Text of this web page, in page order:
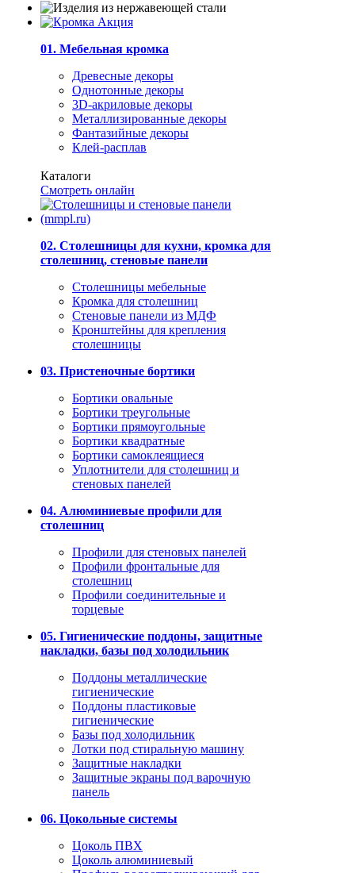
01. Мебельная кромка
Древесные декоры
Однотонные декоры
3D-акриловые декоры
Металлизированные декоры
Фантазийные декоры
Клей-расплав
Каталоги
Смотреть онлайн
02. Столешницы для кухни, кромка для
столешниц, стеновые панели
Столешницы мебельные
Кромка для столешниц
Стеновые панели из МДФ
Кронштейны для крепления
столешницы
03. Пристеночные бортики
Бортики овальные
Бортики треугольные
Бортики прямоугольные
Бортики квадратные
Бортики самоклеящиеся
Уплотнители для столешниц и
стеновых панелей
04. Алюминиевые профили для
столешниц
Профили для стеновых панелей
Профили фронтальные для
столешниц
Профили соединительные и
торцевые
05. Гигиенические поддоны, защитные
накладки, базы под холодильник
Поддоны металлические
гигиенические
Поддоны пластиковые
гигиенические
Базы под холодильник
Лотки под стиральную машину
Защитные накладки
Защитные экраны под варочную
панель
06. Цокольные системы
Цоколь ПВХ
Цоколь алюминиевый